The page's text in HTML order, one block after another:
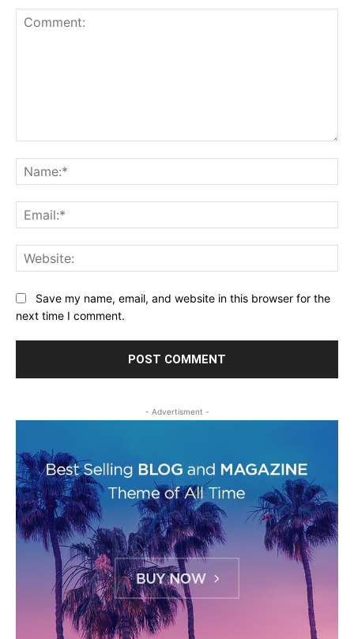
Save my name, email, and website in this browser for the
next time I comment.
- Advertisment -